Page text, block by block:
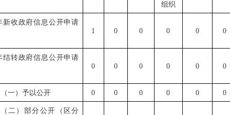
组织
新收政府信息公开申请
1 0 0 0 0 0
结转政府信息公开申请
0 0 0 0 0 0
（一）予以公开 0 0 0 0 0 0
（二）部分公开（区分